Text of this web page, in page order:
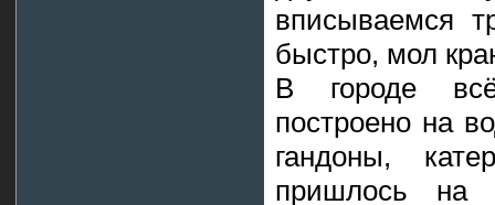
вписываемся
быстро, мол
В городе
построено на
гандоны,
пришлось на